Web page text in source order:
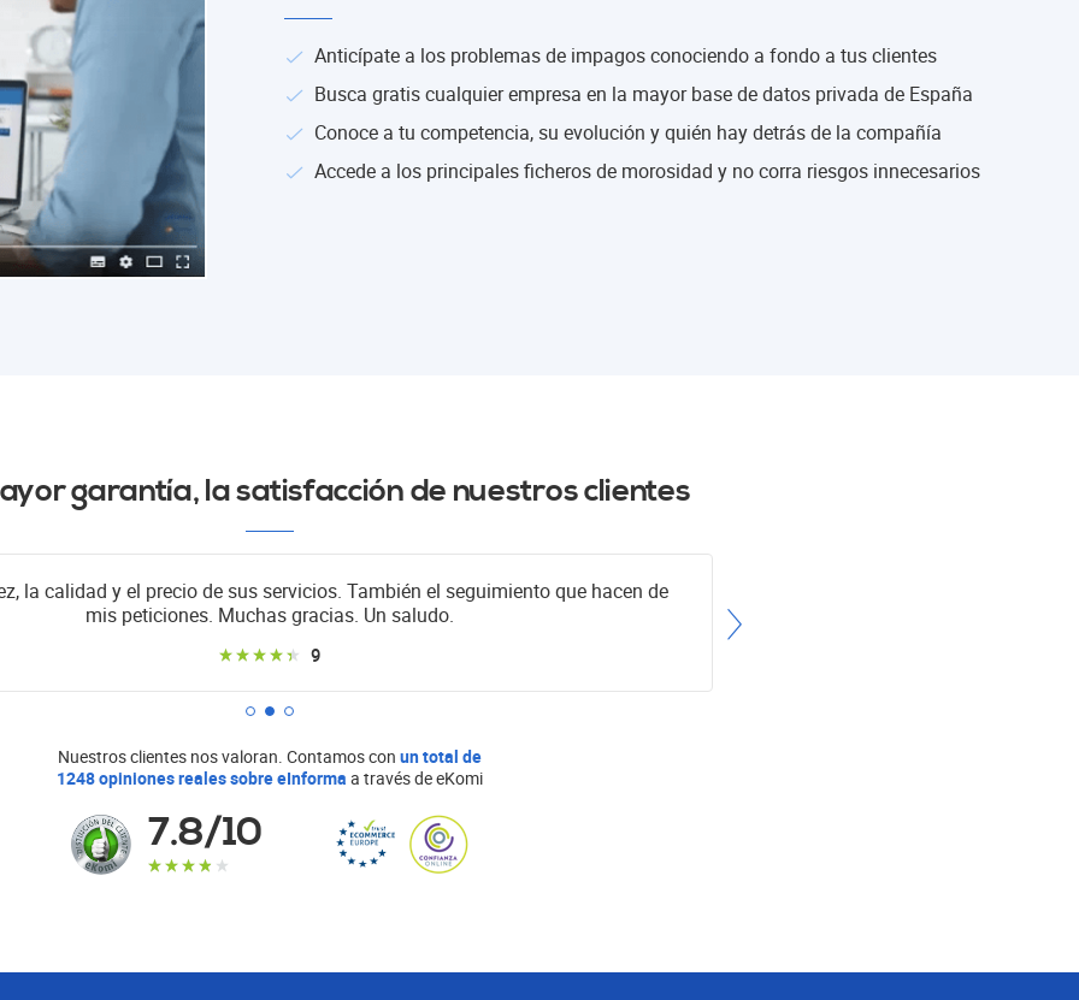
Anticípate a los problemas de impagos conociendo a fondo a tus clientes
Busca gratis cualquier empresa en la mayor base de datos privada de España
Conoce a tu competencia, su evolución y quién hay detrás de la compañía
Accede a los principales ficheros de morosidad y no corra riesgos innecesarios
garantía, la satisfacción de nuestros clientes
la calidad y el precio de sus servicios. También el seguimiento que hacen de
mis peticiones. Muchas gracias. Un saludo.
9
Nuestros clientes nos valoran. Contamos con un total de
1248 opiniones reales sobre eInforma a través de eKomi
7.8/10